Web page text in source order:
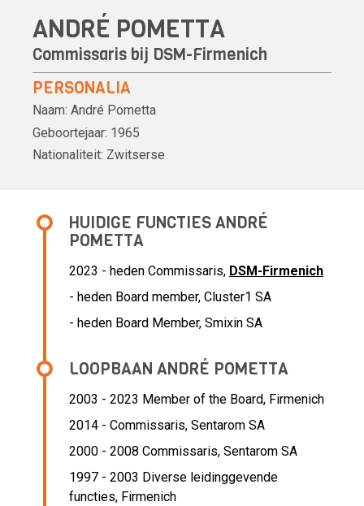
ANDRÉ POMETTA
Commissaris bij DSM-Firmenich
PERSONALIA
Naam: André Pometta
Geboortejaar: 1965
Nationaliteit: Zwitserse
HUIDIGE FUNCTIES ANDRÉ
POMETTA
2023 - heden Commissaris, DSM-Firmenich
- heden Board member, Cluster1 SA
- heden Board Member, Smixin SA
LOOPBAAN ANDRÉ POMETTA
2003 - 2023 Member of the Board, Firmenich
2014 - Commissaris, Sentarom SA
2000 - 2008 Commissaris, Sentarom SA
1997 - 2003 Diverse leidinggevende
functies, Firmenich